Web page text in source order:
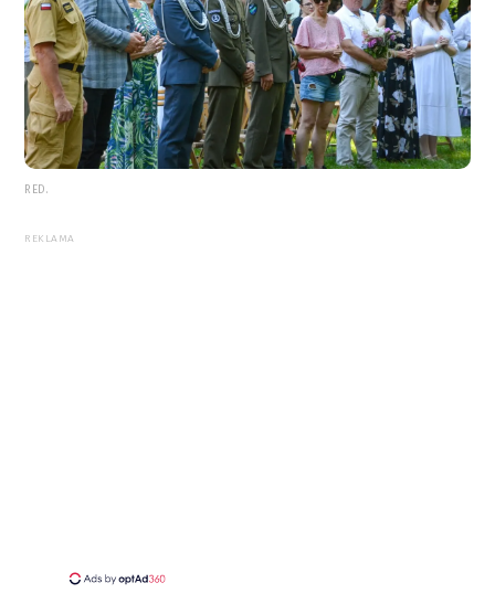
RED.
REKLAMA